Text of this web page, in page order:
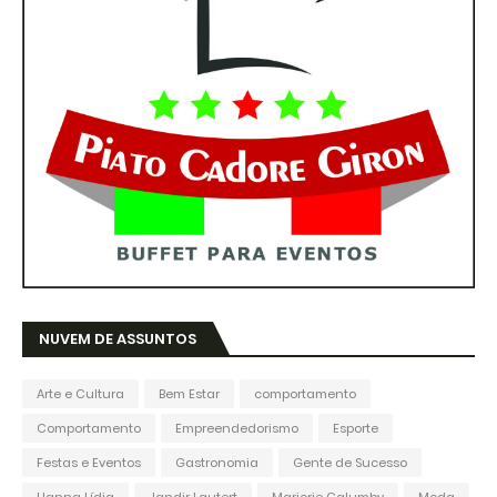
NUVEM DE ASSUNTOS
Arte e Cultura Bem Estar
comportamento
Comportamento
Empreendedorismo
Esporte
Festas e Eventos
Gastronomia
Gente de Sucesso